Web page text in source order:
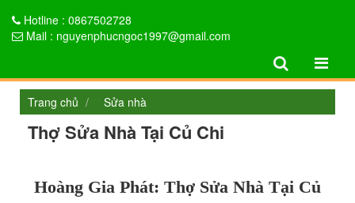
Hotline : 0867502728
Mail : nguyenphucngoc1997@gmail.com
Trang chủ Sửa nhà
Thợ Sửa Nhà Tại Củ Chi
Hoàng Gia Phát: Thợ Sửa Nhà Tại Củ